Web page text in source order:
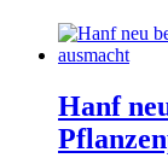
Hanf